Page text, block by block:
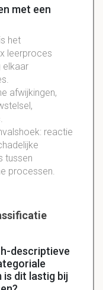
met een
het
leerproces
elkaar
afwijkingen,
reactie
tussen
processen.
descriptieve
is dit lastig bij